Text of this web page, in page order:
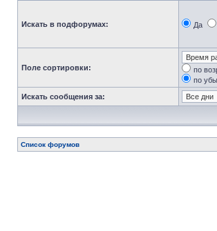
Искать в подфорумах: Да
Поле сортировки:
по
по
Искать сообщения за:
Список форумов